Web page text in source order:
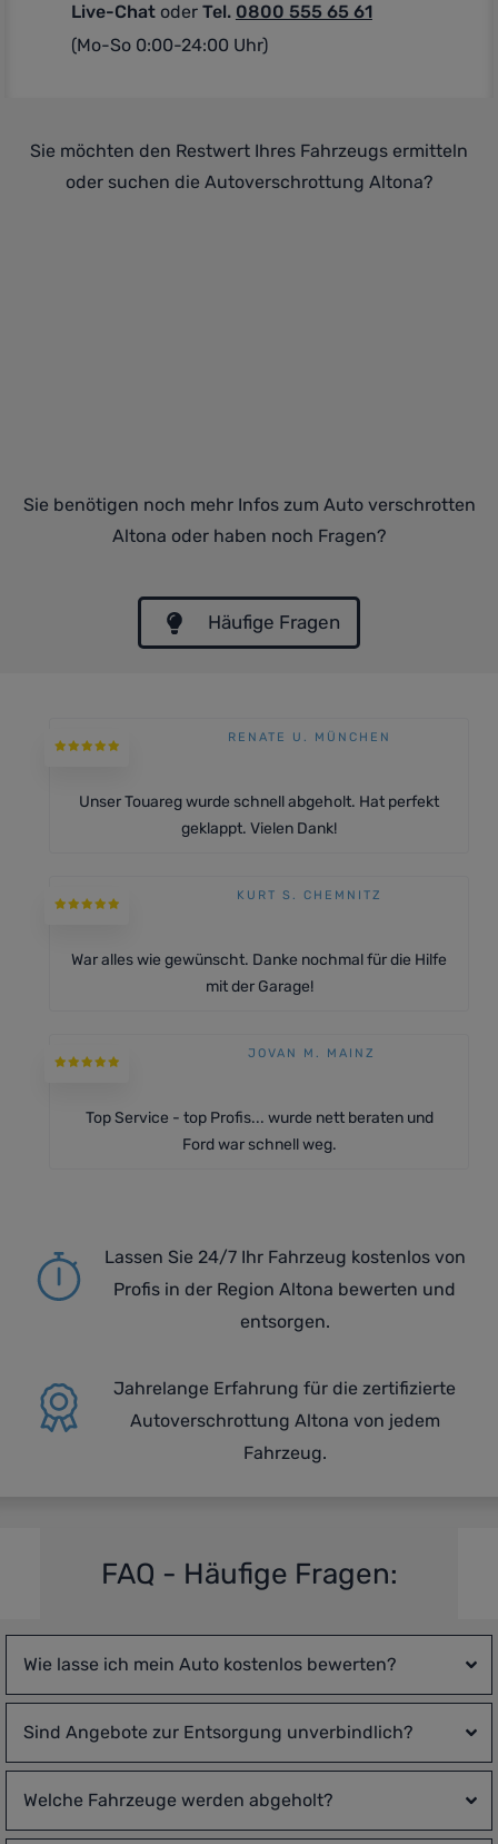
Live-Chat oderTel. 0800 555 65 61
(Mo-So 0:00-24:00 Uhr)
Sie möchten den Restwert Ihres Fahrzeugs ermitteln
oder suchen die Autoverschrottung Altona?
Sie benötigen noch mehr Infos zum Auto verschrotten
Altona oder haben noch Fragen?
Häufige Fragen
RENATE U. MÜNCHEN
Unser Touareg wurde schnell abgeholt. Hat perfekt
geklappt. Vielen Dank!
KURT S. CHEMNITZ
War alles wie gewünscht. Danke nochmal für die Hilfe
mit der Garage!
JOVAN M. MAINZ
Top Service - top Profis... wurde nett beraten und
Ford war schnell weg.
Lassen Sie 24/7 Ihr Fahrzeug kostenlos von
Profis in der Region Altona bewerten und
entsorgen.
Jahrelange Erfahrung für die zertifizierte
Autoverschrottung Altona von jedem
Fahrzeug.
FAQ - Häufige Fragen:
Wie lasse ich mein Auto kostenlos bewerten?
Sind Angebote zur Entsorgung unverbindlich?
Welche Fahrzeuge werden abgeholt?